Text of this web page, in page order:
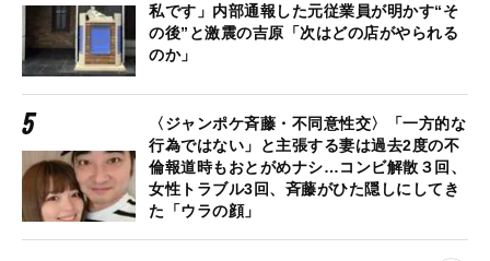
私です」内部通報した元従業員が明かす“そ
の後”と激震の吉原「次はどの店がやられる
のか」
〈ジャンポケ斉藤・不同意性交〉「一方的な
行為ではない」と主張する妻は過去2度の不
倫報道時もおとがめナシ…コンビ解散３回、
女性トラブル3回、斉藤がひた隠しにしてき
た「ウラの顔」